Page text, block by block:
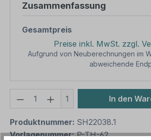
Zusammenfassung
Gesamtpreis
Preise inkl. MwSt. zzgl.
Aufgrund von Neuberechnungen im
abweichende
Produkt Anzahl: Gib den
1 In den
Produktnummer: SH22038.1
Vorlagenummer: P-TH-62